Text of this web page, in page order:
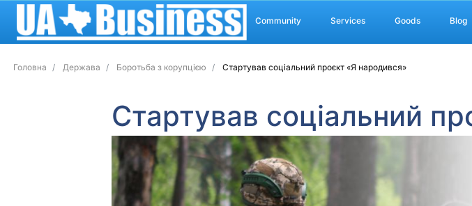
Community Services Goods Blog
Головна Держава Боротьба з корупцією Стартував соціальний проєкт «Я народився»
Стартував соціальний